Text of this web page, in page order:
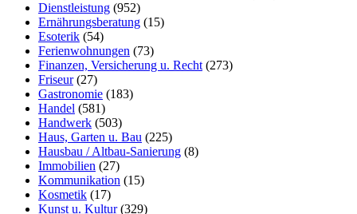
Dienstleistung (952)
Ernährungsberatung (15)
Esoterik (54)
Ferienwohnungen (73)
Finanzen, Versicherung u. Recht (273)
Friseur(27)
Gastronomie (183)
Handel (581)
Handwerk (503)
Haus, Garten u. Bau (225)
Hausbau / Altbau-Sanierung (8)
Immobilien (27)
Kommunikation (15)
Kosmetik (17)
Kunst u. Kultur(329)